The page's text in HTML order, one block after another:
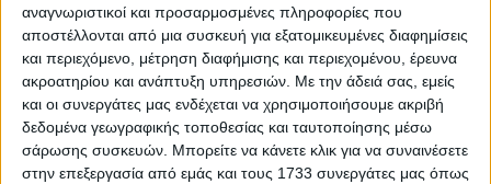
αναγνωριστικοί και προσαρμοσμένες πληροφορίες που
αποστέλλονται από μια συσκευή για εξατομικευμένες διαφημίσεις
και περιεχόμενο, μέτρηση διαφήμισης και περιεχομένου, έρευνα
ακροατηρίου και ανάπτυξη υπηρεσιών. Με την άδειά σας, εμείς
και οι συνεργάτες μας ενδέχεται να χρησιμοποιήσουμε ακριβή
δεδομένα γεωγραφικής τοποθεσίας και ταυτοποίησης μέσω
σάρωσης συσκευών. Μπορείτε να κάνετε κλικ για να συναινέσετε
στην επεξεργασία από εμάς και τους 1733 συνεργάτες μας όπως
Από 25.666 ευρώ το αμιγώς ηλεκτρικό Ford Puma
Gen-E